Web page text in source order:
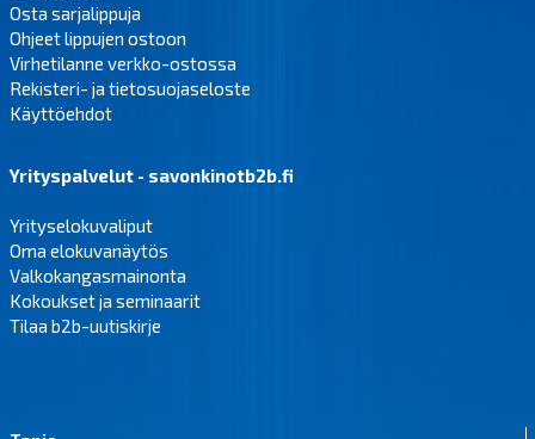
Osta sarjalippuja
Ohjeet lippujen ostoon
Virhetilanne verkko-ostossa
Rekisteri- ja tietosuojaseloste
Käyttöehdot
Yrityspalvelut - savonkinotb2b.fi
Yrityselokuvaliput
Oma elokuvanäytös
Valkokangasmainonta
Kokoukset ja seminaarit
Tilaa b2b-uutiskirje